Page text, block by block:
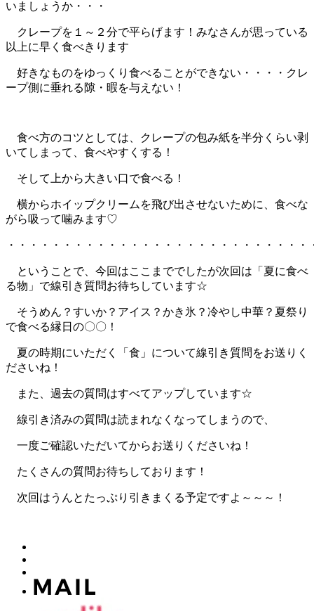
いましょうか・・・
クレープを１～２分で平らげます！みなさんが思っている
以上に早く食べきります
好きなものをゆっくり食べることができない・・・・クレ
ープ側に垂れる隙・暇を与えない！
食べ方のコツとしては、クレープの包み紙を半分くらい剥
いてしまって、食べやすくする！
そして上から大きい口で食べる！
横からホイップクリームを飛び出させないために、食べな
がら吸って噛みます♡
・・・・・・・・・・・・・・・・・・・・・・・・・・
ということで、今回はここまででしたが次回は「夏に食べ
る物」で線引き質問お待ちしています☆
そうめん？すいか？アイス？かき氷？冷やし中華？夏祭り
で食べる縁日の〇〇！
夏の時期にいただく「食」について線引き質問をお送りく
ださいね！
また、過去の質問はすべてアップしています☆
線引き済みの質問は読まれなくなってしまうので、
一度ご確認いただいてからお送りくださいね！
たくさんの質問お待ちしております！
次回はうんとたっぷり引きまくる予定ですよ～～～！